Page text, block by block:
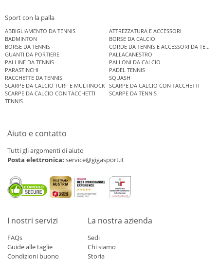
Sport con la palla
ABBIGLIAMENTO DA TENNIS
ATTREZZATURA E ACCESSORI
BADMINTON
BORSE DA CALCIO
BORSE DA TENNIS
CORDE DA TENNIS E ACCESSORI DA TENNIS
GUANTI DA PORTIERE
PALLACANESTRO
PALLINE DA TENNIS
PALLONI DA CALCIO
PARASTINCHI
PADEL TENNIS
RACCHETTE DA TENNIS
SQUASH
SCARPE DA CALCIO TURF E MULTINOCK SCARPE DA CALCIO CON TACCHETTI
SCARPE DA CALCIO CON TACCHETTI
SCARPE DA TENNIS
TENNIS
Aiuto e contatto
Tutti gli argomenti di aiuto
Posta elettronica: service@gigasport.it
I nostri servizi
FAQs
Guide alle taglie
Condizioni buono
La nostra azienda
Sedi
Chi siamo
Storia